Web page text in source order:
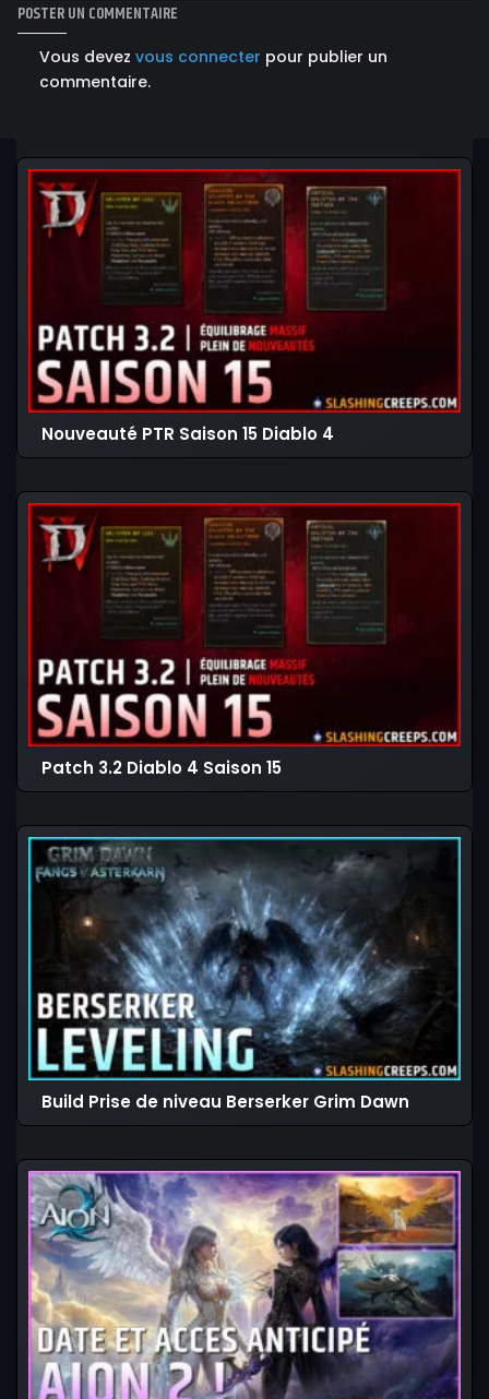
POSTER UN COMMENTAIRE
Vous devez vous connecter pour publier un
commentaire.
Nouveauté PTR Saison 15 Diablo 4
Patch 3.2 Diablo 4 Saison 15
Build Prise de niveau Berserker Grim Dawn